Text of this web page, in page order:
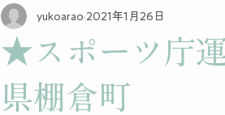
★スポーツ庁
県棚倉町
yukoarao 2021年1月26日